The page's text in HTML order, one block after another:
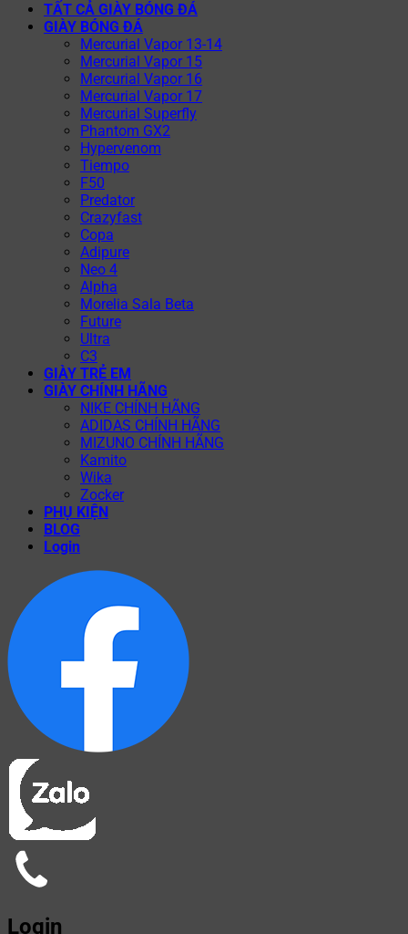
TẤT CẢ GIÀY BÓNG ĐÁ
GIÀY BÓNG ĐÁ
Mercurial Vapor 13-14
Mercurial Vapor 15
Mercurial Vapor 16
Mercurial Vapor 17
Mercurial Superfly
Phantom GX2
Hypervenom
Tiempo
F50
Predator
Crazyfast
Copa
Adipure
Neo 4
Alpha
Morelia Sala Beta
Future
Ultra
C3
GIÀY TRẺ EM
GIÀY CHÍNH HÃNG
NIKE CHÍNH HÃNG
ADIDAS CHÍNH HÃNG
MIZUNO CHÍNH HÃNG
Kamito
Wika
Zocker
PHỤ KIỆN
BLOG
Login
Login